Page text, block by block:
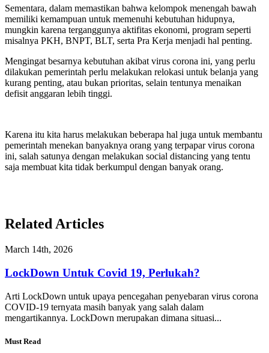
Sementara, dalam memastikan bahwa kelompok menengah bawah
memiliki kemampuan untuk memenuhi kebutuhan hidupnya,
mungkin karena terganggunya aktifitas ekonomi, program seperti
misalnya PKH, BNPT, BLT, serta Pra Kerja menjadi hal penting.
Mengingat besarnya kebutuhan akibat virus corona ini, yang perlu
dilakukan pemerintah perlu melakukan relokasi untuk belanja yang
kurang penting, atau bukan prioritas, selain tentunya menaikan
defisit anggaran lebih tinggi.
Karena itu kita harus melakukan beberapa hal juga untuk membantu
pemerintah menekan banyaknya orang yang terpapar virus corona
ini, salah satunya dengan melakukan social distancing yang tentu
saja membuat kita tidak berkumpul dengan banyak orang.
Related Articles
March 14th, 2026
LockDown Untuk Covid 19, Perlukah?
Arti LockDown untuk upaya pencegahan penyebaran virus corona
COVID-19 ternyata masih banyak yang salah dalam
mengartikannya. LockDown merupakan dimana situasi...
Must Read